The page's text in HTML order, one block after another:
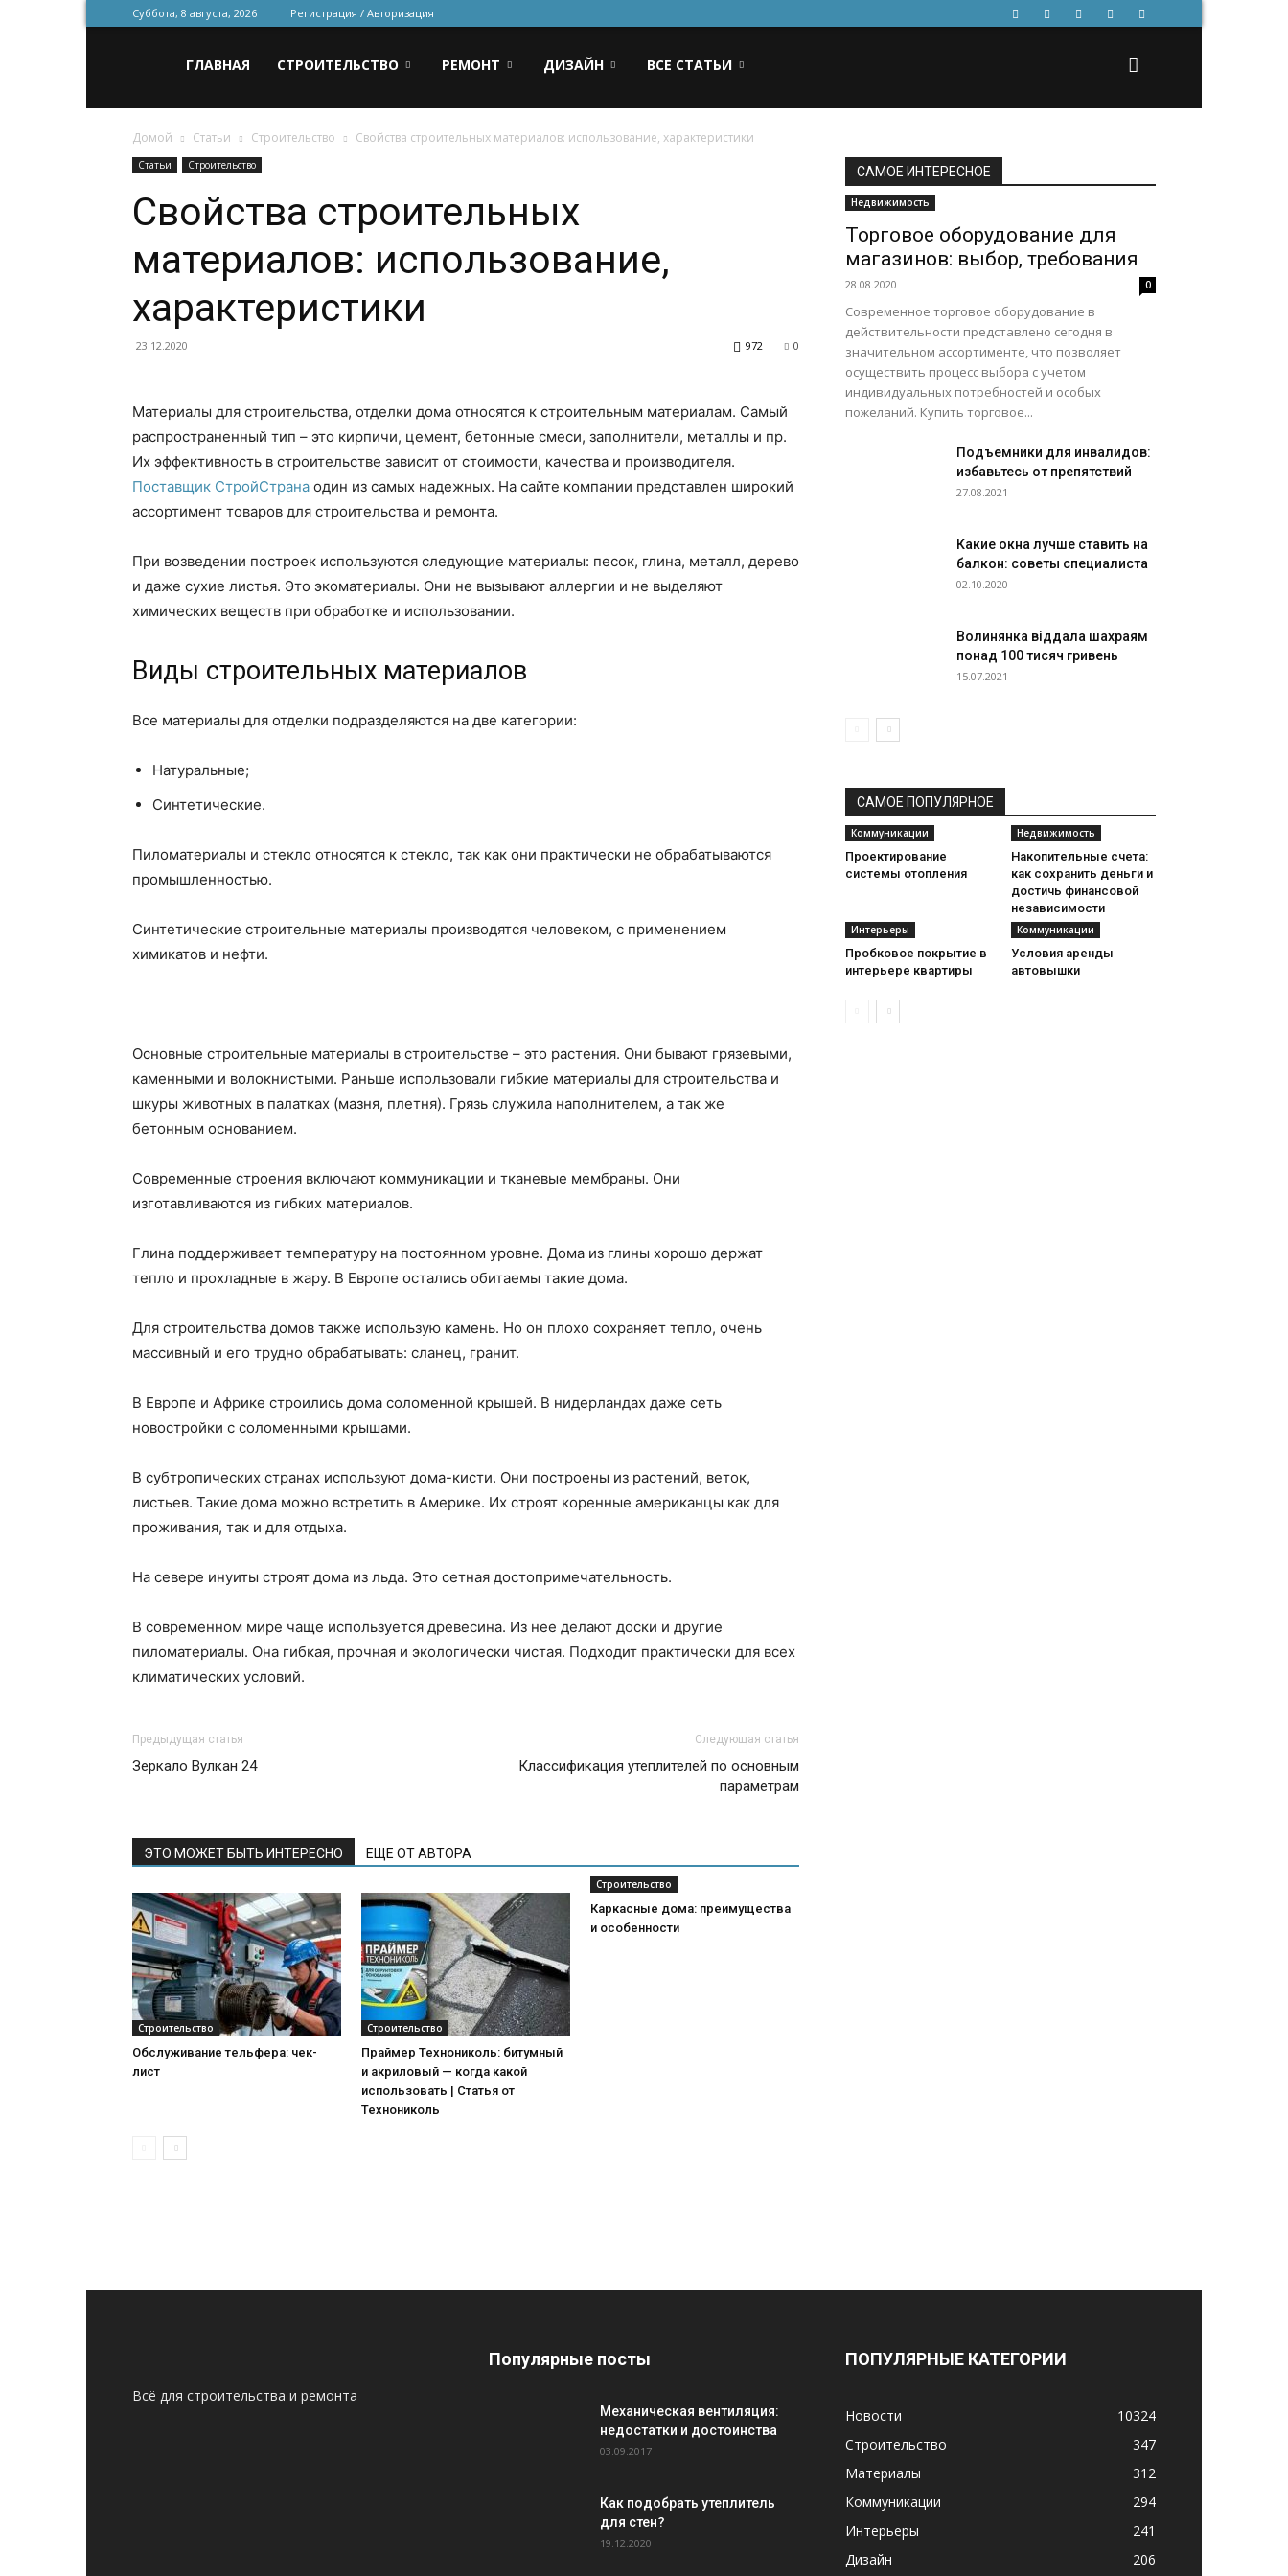
Суббота, 8 августа, 2026 Регистрация / Авторизация
для
строительства
ГЛАВНАЯ СТРОИТЕЛЬСТВО РЕМОНТ ДИЗАЙН ВСЕ СТАТЬИ
Домой Статьи Строительство Свойства строительных материалов: использование, характеристики
Статьи Строительство
Свойства строительных
материалов: использование,
характеристики
23.12.2020 0
972
Материалы для строительства, отделки дома относятся к строительным материалам. Самый
распространенный тип – это кирпичи, цемент, бетонные смеси, заполнители, металлы и пр.
Их эффективность в строительстве зависит от стоимости, качества и производителя.
Поставщик СтройСтрана один из самых надежных. На сайте компании представлен широкий
ассортимент товаров для строительства и ремонта.
При возведении построек используются следующие материалы: песок, глина, металл, дерево
и даже сухие листья. Это экоматериалы. Они не вызывают аллергии и не выделяют
химических веществ при обработке и использовании.
Виды строительных материалов
Все материалы для отделки подразделяются на две категории:
Натуральные;
Синтетические.
Пиломатериалы и стекло относятся к стекло, так как они практически не обрабатываются
промышленностью.
Синтетические строительные материалы производятся человеком, с применением
химикатов и нефти.
Основные строительные материалы в строительстве – это растения. Они бывают грязевыми,
каменными и волокнистыми. Раньше использовали гибкие материалы для строительства и
шкуры животных в палатках (мазня, плетня). Грязь служила наполнителем, а так же
бетонным основанием.
Современные строения включают коммуникации и тканевые мембраны. Они
изготавливаются из гибких материалов.
Глина поддерживает температуру на постоянном уровне. Дома из глины хорошо держат
тепло и прохладные в жару. В Европе остались обитаемы такие дома.
Для строительства домов также использую камень. Но он плохо сохраняет тепло, очень
массивный и его трудно обрабатывать: сланец, гранит.
В Европе и Африке строились дома соломенной крышей. В нидерландах даже сеть
новостройки с соломенными крышами.
В субтропических странах используют дома-кисти. Они построены из растений, веток,
листьев. Такие дома можно встретить в Америке. Их строят коренные американцы как для
проживания, так и для отдыха.
На севере инуиты строят дома из льда. Это сетная достопримечательность.
В современном мире чаще используется древесина. Из нее делают доски и другие
пиломатериалы. Она гибкая, прочная и экологически чистая. Подходит практически для всех
климатических условий.
Предыдущая статья
Зеркало Вулкан 24
Следующая статья
Классификация утеплителей по основным
параметрам
ЭТО МОЖЕТ БЫТЬ ИНТЕРЕСНО ЕЩЕ ОТ АВТОРА
Строительство
Обслуживание тельфера: чек-
лист
Строительство
Праймер Технониколь: битумный
и акриловый — когда какой
использовать | Статья от
Технониколь
Строительство
Каркасные дома: преимущества
и особенности
САМОЕ ИНТЕРЕСНОЕ
Недвижимость
Торговое оборудование для
магазинов: выбор, требования
28.08.2020 0
Современное торговое оборудование в
действительности представлено сегодня в
значительном ассортименте, что позволяет
осуществить процесс выбора с учетом
индивидуальных потребностей и особых
пожеланий. Купить торговое...
Подъемники для инвалидов:
избавьтесь от препятствий
27.08.2021
Какие окна лучше ставить на
балкон: советы специалиста
02.10.2020
Волинянка віддала шахраям
понад 100 тисяч гривень
15.07.2021
САМОЕ ПОПУЛЯРНОЕ
Коммуникации
Проектирование
системы отопления
Недвижимость
Накопительные счета:
как сохранить деньги и
достичь финансовой
независимости
Интерьеры
Пробковое покрытие в
интерьере квартиры
Коммуникации
Условия аренды
автовышки
Всё для строительства и ремонта
Популярные посты
Механическая вентиляция:
недостатки и достоинства
03.09.2017
Как подобрать утеплитель
для стен?
19.12.2020
ПОПУЛЯРНЫЕ КАТЕГОРИИ
Новости
10324
Строительство
347
Материалы
312
Коммуникации
294
Интерьеры
241
Дизайн
206